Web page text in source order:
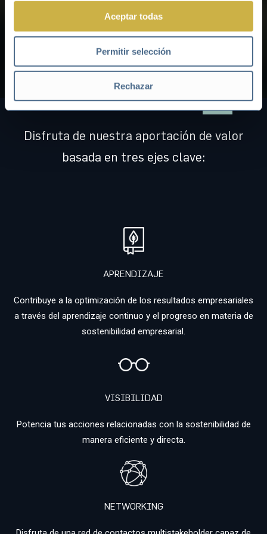
Aceptar todas
Permitir selección
Rechazar
sostenibles y lidera tus acciones ensostenibilidad.
Disfruta de nuestra aportación de valor
basada en tres ejes clave:
APRENDIZAJE
Contribuye a la optimización de los resultados empresariales
a través del aprendizaje continuo y el progreso en materia de
sostenibilidad empresarial.
VISIBILIDAD
Potencia tus acciones relacionadas con la sostenibilidad de
manera eficiente y directa.
NETWORKING